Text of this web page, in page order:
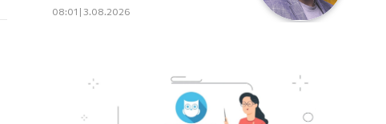
08:01 | 3.08.2026